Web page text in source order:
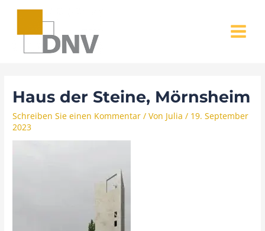
Zum
springen
MENU
Haus der Steine, Mörnsheim
Schreiben Sie einen Kommentar / Von Julia/ 19. September
2023